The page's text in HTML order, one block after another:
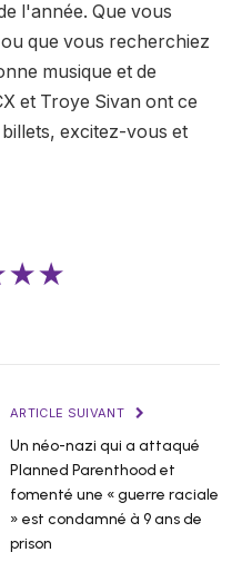
l'année. Que vous
que vous recherchiez
musique et de
et Troye Sivan ont ce
excitez-vous et
ARTICLE SUIVANT
Un néo-nazi qui a attaqué
Planned Parenthood et
fomenté une « guerre raciale
» est condamné à 9 ans de
prison